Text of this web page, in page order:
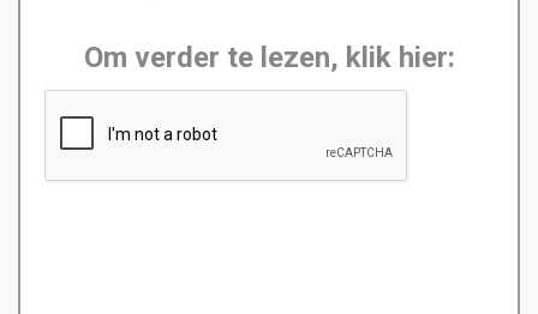
Om verder te lezen, klik hier: